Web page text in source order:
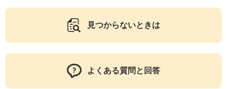
見つからないときは
よくある質問と回答